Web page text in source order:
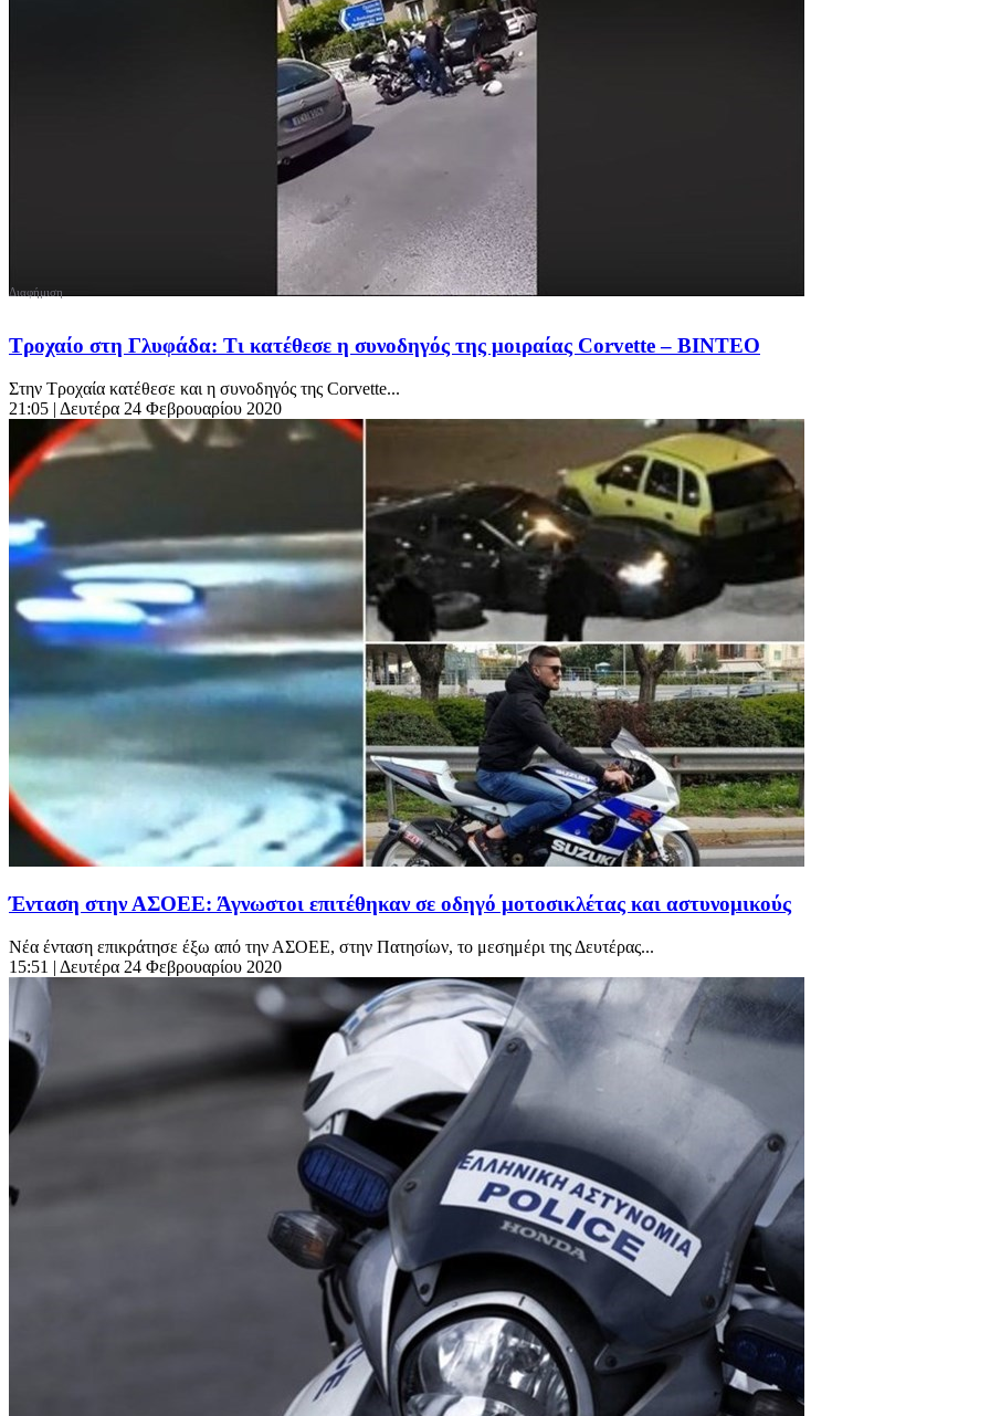
Τροχαίο στη Γλυφάδα: Τι κατέθεσε η συνοδηγός της μοιραίας Corvette – ΒΙΝΤΕΟ
Στην Τροχαία κατέθεσε και η συνοδηγός της Corvette...
21:05 | Δευτέρα 24 Φεβρουαρίου 2020
Ένταση στην ΑΣΟΕΕ: Άγνωστοι επιτέθηκαν σε οδηγό μοτοσικλέτας και αστυνομικούς
Νέα ένταση επικράτησε έξω από την ΑΣΟΕΕ, στην Πατησίων, το μεσημέρι της Δευτέρας...
15:51 | Δευτέρα 24 Φεβρουαρίου 2020